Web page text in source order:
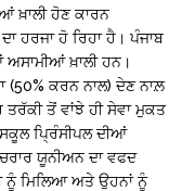
ਖ਼ਾਲੀ ਹੋਣ ਕਾਰਨ
ਹਰਜਾ ਹੋ ਰਿਹਾ ਹੈ। ਪੰਜਾਬ
ਖ਼ਾਲੀ ਹਨ।
(50% ਕਰਨ ਨਾਲ) ਦੇਣ ਨਾਲ਼
ਤੋਂ ਵਾਂਝੇ ਹੀ ਸੇਵਾ ਮੁਕਤ
ਪ੍ਰਿੰਸੀਪਲ ਦੀਆਂ
ਯੂਨੀਅਨ ਦਾ ਵਫਦ
ਨੂੰ ਮਿਲਿਆ ਅਤੇ ਉਹਨਾਂ ਨੂੰ